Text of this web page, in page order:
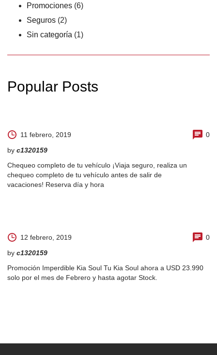
Promociones (6)
Seguros (2)
Sin categoría (1)
Popular Posts
11 febrero, 2019
0
by c1320159
Chequeo completo de tu vehículo ¡Viaja seguro, realiza un
chequeo completo de tu vehículo antes de salir de
vacaciones! Reserva día y hora
12 febrero, 2019
0
by c1320159
Promoción Imperdible Kia Soul Tu Kia Soul ahora a USD 23.990
solo por el mes de Febrero y hasta agotar Stock.